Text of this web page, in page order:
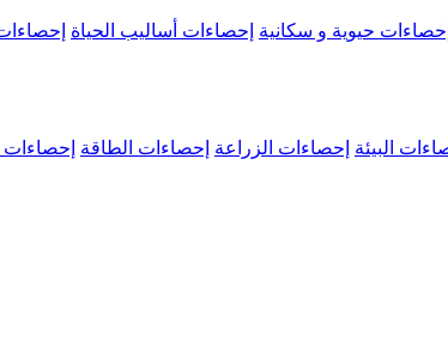
إحصاءات حيوية و سكانية إحصاءات أساليب الحياة
البيئة إحصاءات الزراعة إحصاءات الطاقة إحصاءات